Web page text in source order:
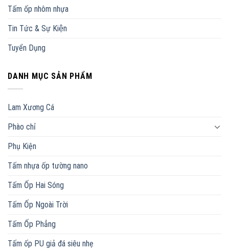
Tấm ốp nhôm nhựa
Tin Tức & Sự Kiện
Tuyển Dụng
DANH MỤC SẢN PHẨM
Lam Xương Cá
Phào chỉ
Phụ Kiện
Tấm nhựa ốp tường nano
Tấm Ốp Hai Sóng
Tấm Ốp Ngoài Trời
Tấm Ốp Phẳng
Tấm ốp PU giả đá siêu nhẹ